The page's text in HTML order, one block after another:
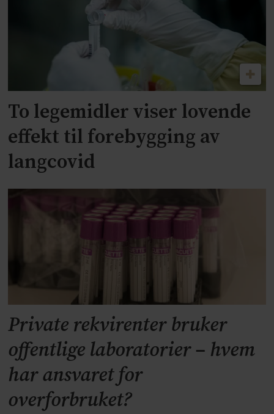
To legemidler viser lovende
effekt til forebygging av
langcovid
Private rekvirenter bruker
offentlige laboratorier – hvem
har ansvaret for
overforbruket?